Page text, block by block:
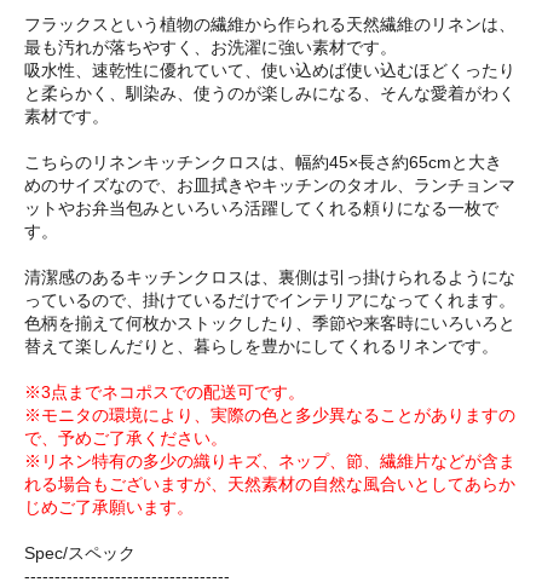
フラックスという植物の繊維から作られる天然繊維のリネンは、
最も汚れが落ちやすく、お洗濯に強い素材です。
吸水性、速乾性に優れていて、使い込めば使い込むほどくったり
と柔らかく、馴染み、使うのが楽しみになる、そんな愛着がわく
素材です。
こちらのリネンキッチンクロスは、幅約45×長さ約65cmと大き
めのサイズなので、お皿拭きやキッチンのタオル、ランチョンマ
ットやお弁当包みといろいろ活躍してくれる頼りになる一枚で
す。
清潔感のあるキッチンクロスは、裏側は引っ掛けられるようにな
っているので、掛けているだけでインテリアになってくれます。
色柄を揃えて何枚かストックしたり、季節や来客時にいろいろと
替えて楽しんだりと、暮らしを豊かにしてくれるリネンです。
※3点までネコポスでの配送可です。
※モニタの環境により、実際の色と多少異なることがありますの
で、予めご了承ください。
※リネン特有の多少の織りキズ、ネップ、節、繊維片などが含ま
れる場合もございますが、天然素材の自然な風合いとしてあらか
じめご了承願います。
Spec/スペック
----------------------------------